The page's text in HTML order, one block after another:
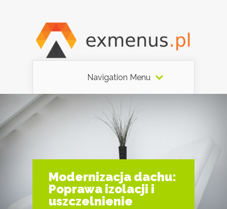
Navigation Menu
Modernizacja dachu:
Poprawa izolacji i
uszczelnienie